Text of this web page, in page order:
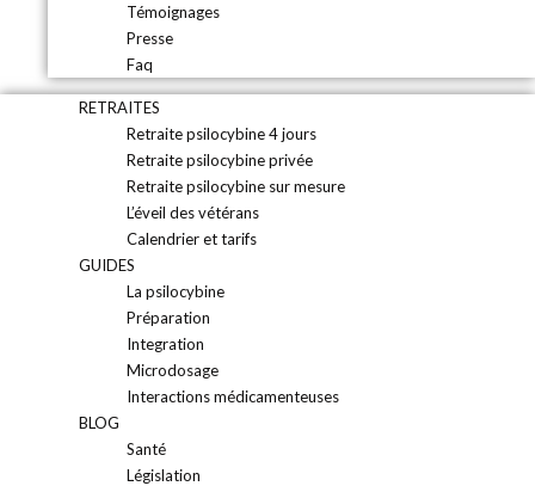
Témoignages
Presse
Faq
RETRAITES
Retraite psilocybine 4 jours
Retraite psilocybine privée
Retraite psilocybine sur mesure
L’éveil des vétérans
Calendrier et tarifs
GUIDES
La psilocybine
Préparation
Integration
Microdosage
Interactions médicamenteuses
BLOG
Santé
Législation